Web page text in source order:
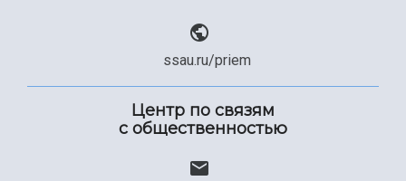
ssau.ru/priem
Центр по связям
с общественностью